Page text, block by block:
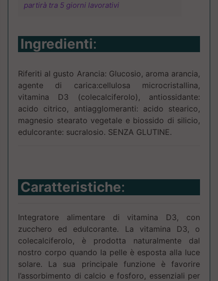
partirà tra 5 giorni lavorativi
Ingredienti:
Riferiti al gusto Arancia: Glucosio, aroma arancia,
agente di carica:cellulosa microcristallina,
vitamina D3 (colecalciferolo), antiossidante:
acido citrico, antiagglomeranti: acido stearico,
magnesio stearato vegetale e biossido di silicio,
edulcorante: sucralosio. SENZA GLUTINE.
Caratteristiche:
Integratore alimentare di vitamina D3, con
zucchero ed edulcorante. La vitamina D3, o
colecalciferolo, è prodotta naturalmente dal
nostro corpo quando la pelle è esposta alla luce
solare. La sua principale funzione è favorire
l’assorbimento di calcio e fosforo, essenziali per